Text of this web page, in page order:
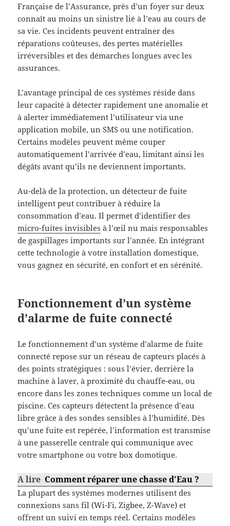
Française de l’Assurance, près d’un foyer sur deux
connaît au moins un sinistre lié à l’eau au cours de
sa vie. Ces incidents peuvent entraîner des
réparations coûteuses, des pertes matérielles
irréversibles et des démarches longues avec les
assurances.
L’avantage principal de ces systèmes réside dans
leur capacité à détecter rapidement une anomalie et
à alerter immédiatement l’utilisateur via une
application mobile, un SMS ou une notification.
Certains modèles peuvent même couper
automatiquement l’arrivée d’eau, limitant ainsi les
dégâts avant qu’ils ne deviennent importants.
Au-delà de la protection, un détecteur de fuite
intelligent peut contribuer à réduire la
consommation d’eau. Il permet d’identifier des
micro-fuites invisibles à l’œil nu mais responsables
de gaspillages importants sur l’année. En intégrant
cette technologie à votre installation domestique,
vous gagnez en sécurité, en confort et en sérénité.
Fonctionnement d’un système
d’alarme de fuite connecté
Le fonctionnement d’un système d’alarme de fuite
connecté repose sur un réseau de capteurs placés à
des points stratégiques : sous l’évier, derrière la
machine à laver, à proximité du chauffe-eau, ou
encore dans les zones techniques comme un local de
piscine. Ces capteurs détectent la présence d’eau
libre grâce à des sondes sensibles à l’humidité. Dès
qu’une fuite est repérée, l’information est transmise
à une passerelle centrale qui communique avec
votre smartphone ou votre box domotique.
A lire Comment réparer une chasse d'Eau ?
La plupart des systèmes modernes utilisent des
connexions sans fil (Wi-Fi, Zigbee, Z-Wave) et
offrent un suivi en temps réel. Certains modèles